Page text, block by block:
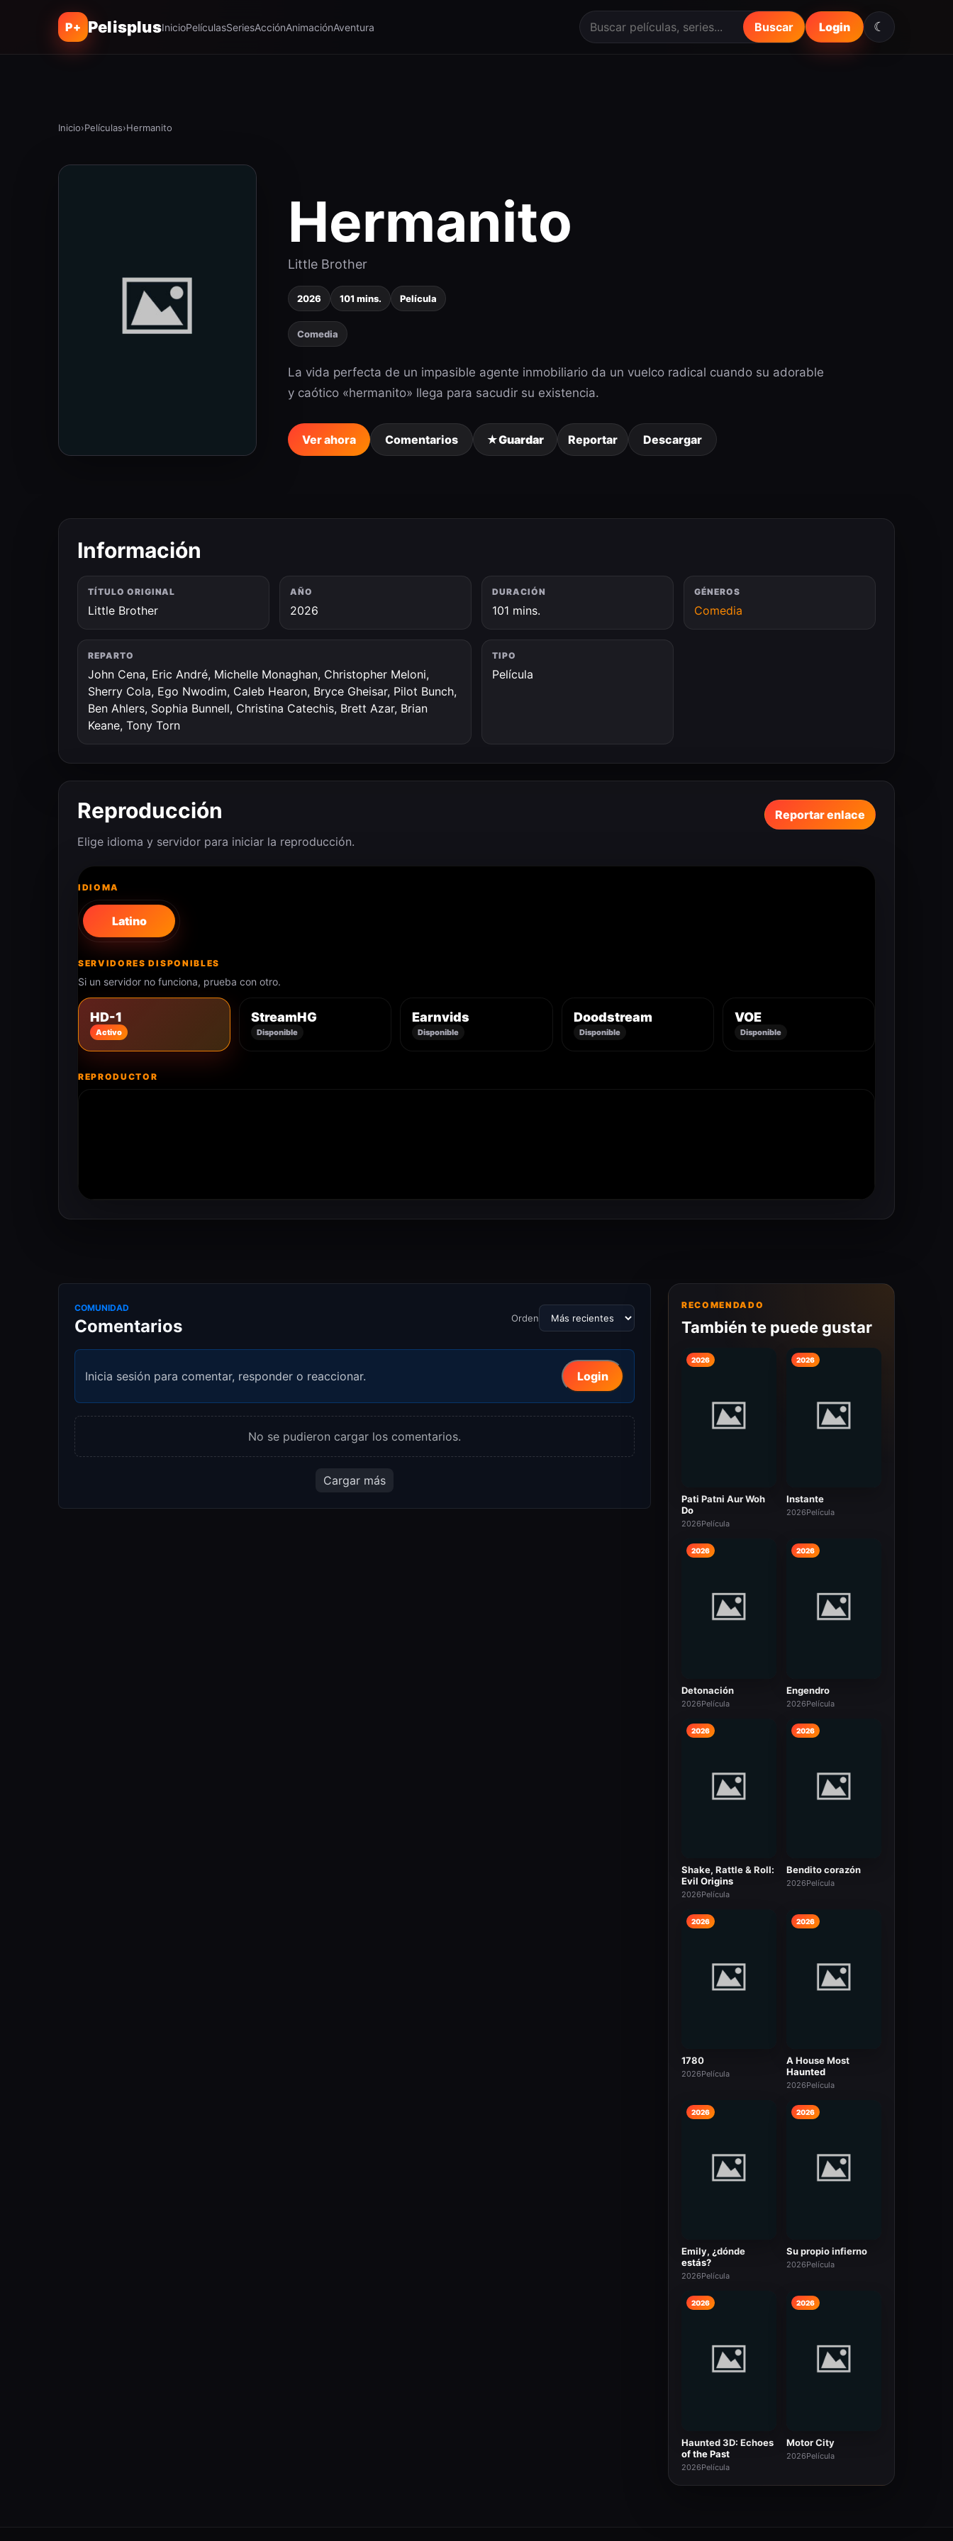
P+ PelisplusInicioPelículasSeriesAcciónAnimaciónAventura Buscar Login ☾
Inicio›Películas›Hermanito
Hermanito
Little Brother
2026 101 mins. Película
Comedia
La vida perfecta de un impasible agente inmobiliario da un vuelco radical cuando su adorable
y caótico «hermanito» llega para sacudir su existencia.
Ver ahora Comentarios ★Guardar Reportar Descargar
Información
TÍTULO ORIGINAL
Little Brother
AÑO
2026
DURACIÓN
101 mins.
GÉNEROS
Comedia
REPARTO
John Cena, Eric André, Michelle Monaghan, Christopher Meloni,
Sherry Cola, Ego Nwodim, Caleb Hearon, Bryce Gheisar, Pilot Bunch,
Ben Ahlers, Sophia Bunnell, Christina Catechis, Brett Azar, Brian
Keane, Tony Torn
TIPO
Película
Reproducción
Elige idioma y servidor para iniciar la reproducción.
Reportar enlace
IDIOMA
Latino
SERVIDORES DISPONIBLES
Si un servidor no funciona, prueba con otro.
HD-1
Activo
StreamHG
Disponible
Earnvids
Disponible
Doodstream
Disponible
VOE
Disponible
REPRODUCTOR
COMUNIDAD
Comentarios Orden
Inicia sesión para comentar, responder o reaccionar. Login
No se pudieron cargar los comentarios.
Cargar más
RECOMENDADO
También te puede gustar
2026
Pati Patni Aur Woh
Do
2026Película
2026
Instante
2026Película
2026
Detonación
2026Película
2026
Engendro
2026Película
2026
Shake, Rattle & Roll:
Evil Origins
2026Película
2026
Bendito corazón
2026Película
2026
1780
2026Película
2026
A House Most
Haunted
2026Película
2026
Emily, ¿dónde
estás?
2026Película
2026
Su propio infierno
2026Película
2026
Haunted 3D: Echoes
of the Past
2026Película
2026
Motor City
2026Película